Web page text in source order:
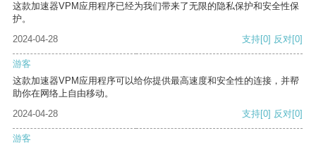
这款加速器VPM应用程序已经为我们带来了无限的隐私保护和安全性保
护。
2024-04-28
支持[0] 反对[0]
游客
这款加速器VPM应用程序可以给你提供最高速度和安全性的连接，并帮
助你在网络上自由移动。
2024-04-28
支持[0] 反对[0]
游客